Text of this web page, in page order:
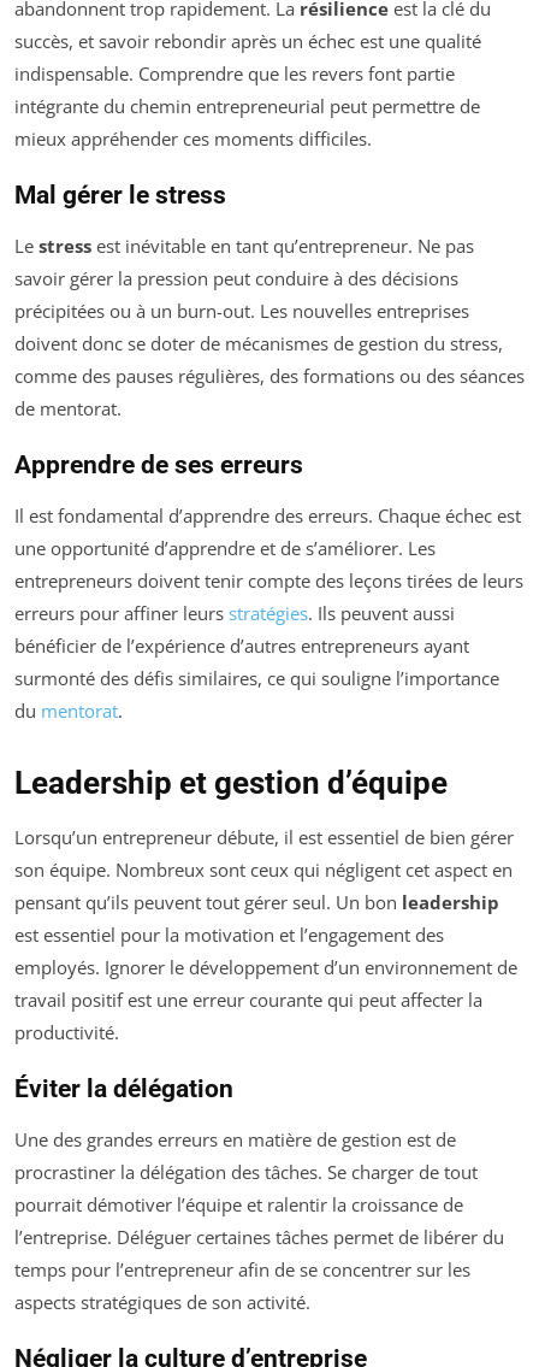
abandonnent trop rapidement. La résilience est la clé du
succès, et savoir rebondir après un échec est une qualité
indispensable. Comprendre que les revers font partie
intégrante du chemin entrepreneurial peut permettre de
mieux appréhender ces moments difficiles.
Mal gérer le stress
Le stress est inévitable en tant qu’entrepreneur. Ne pas
savoir gérer la pression peut conduire à des décisions
précipitées ou à un burn-out. Les nouvelles entreprises
doivent donc se doter de mécanismes de gestion du stress,
comme des pauses régulières, des formations ou des séances
de mentorat.
Apprendre de ses erreurs
Il est fondamental d’apprendre des erreurs. Chaque échec est
une opportunité d’apprendre et de s’améliorer. Les
entrepreneurs doivent tenir compte des leçons tirées de leurs
erreurs pour affiner leurs stratégies. Ils peuvent aussi
bénéficier de l’expérience d’autres entrepreneurs ayant
surmonté des défis similaires, ce qui souligne l’importance
du mentorat.
Leadership et gestion d’équipe
Lorsqu’un entrepreneur débute, il est essentiel de bien gérer
son équipe. Nombreux sont ceux qui négligent cet aspect en
pensant qu’ils peuvent tout gérer seul. Un bon leadership
est essentiel pour la motivation et l’engagement des
employés. Ignorer le développement d’un environnement de
travail positif est une erreur courante qui peut affecter la
productivité.
Éviter la délégation
Une des grandes erreurs en matière de gestion est de
procrastiner la délégation des tâches. Se charger de tout
pourrait démotiver l’équipe et ralentir la croissance de
l’entreprise. Déléguer certaines tâches permet de libérer du
temps pour l’entrepreneur afin de se concentrer sur les
aspects stratégiques de son activité.
Négliger la culture d’entreprise